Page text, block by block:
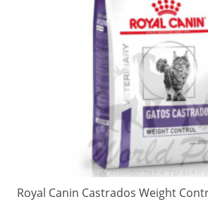
Royal Canin Castrados Weight